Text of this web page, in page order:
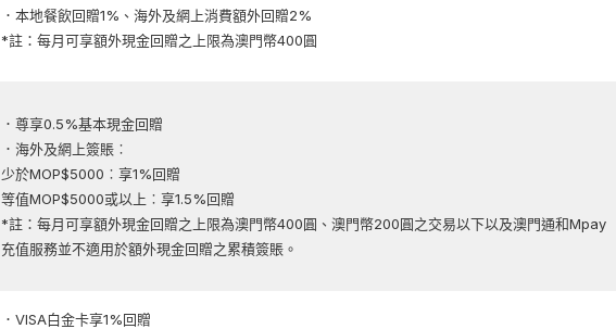
．本地餐飲回贈1%、海外及網上消費額外回贈2%
*註：每月可享額外現金回贈之上限為澳門幣400圓
．尊享0.5%基本現金回贈
．海外及網上簽賬︰
少於MOP$5000︰享1%回贈
等值MOP$5000或以上︰享1.5%回贈
*註：每月可享額外現金回贈之上限為澳門幣400圓、澳門幣200圓之交易以下以及澳門通和Mpay
充值服務並不適用於額外現金回贈之累積簽賬。
．VISA白金卡享1%回贈